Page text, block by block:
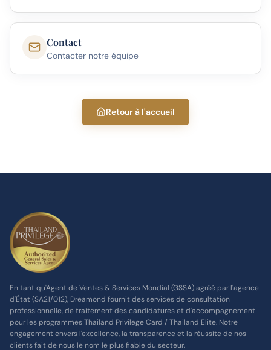
Contact
Contacter notre équipe
Retour à l'accueil
En tant qu'Agent de Ventes & Services Mondial (GSSA) agréé par l'agence
d'État (SA21/012), Dreamond fournit des services de consultation
professionnelle, de traitement des candidatures et d'accompagnement
pour les programmes Thailand Privilege Card / Thailand Elite. Notre
engagement envers l'excellence, la transparence et la réussite de nos
clients fait de nous le nom le plus fiable du secteur.